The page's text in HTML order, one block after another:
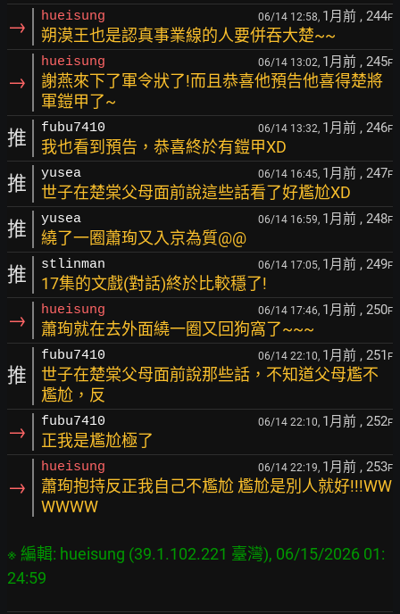
→ hueisung 06/14 12:58, 1月前 , 244F
朔漠王也是認真事業線的人要併吞大楚~~
→
hueisung 06/14 13:02, 1月前 , 245F
謝燕來下了軍令狀了!而且恭喜他預告他喜得楚將
軍鎧甲了~
推 fubu7410 06/14 13:32, 1月前 , 246F
我也看到預告，恭喜終於有鎧甲XD
推 yusea 06/14 16:45, 1月前 , 247F
世子在楚棠父母面前說這些話看了好尷尬XD
推 yusea 06/14 16:59, 1月前 , 248F
繞了一圈蕭珣又入京為質@@
推 stlinman 06/14 17:05, 1月前 , 249F
17集的文戲(對話)終於比較穩了!
→ hueisung 06/14 17:46, 1月前 , 250F
蕭珣就在去外面繞一圈又回狗窩了~~~
推
fubu7410 06/14 22:10, 1月前 , 251 F
世子在楚棠父母面前說那些話，不知道父母尷不
尷尬，反
→ fubu7410 06/14 22:10, 1月前 , 252F
正我是尷尬極了
→
hueisung 06/14 22:19, 1月前 , 253F
蕭珣抱持反正我自己不尷尬 尷尬是別人就好!!!WW
WWWW
※ 編輯: hueisung (39.1.102.221 臺灣), 06/15/2026 01: